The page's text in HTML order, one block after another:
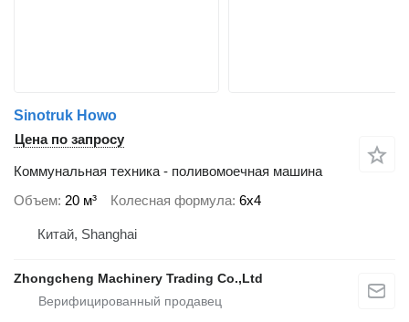
Sinotruk Howo
Цена по запросу
Коммунальная техника - поливомоечная машина
Объем 20 м³ Колесная формула 6x4
Китай, Shanghai
Zhongcheng Machinery Trading Co.,Ltd